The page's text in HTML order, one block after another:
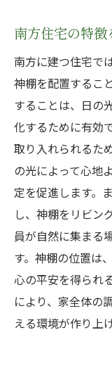
南方住宅の特
南方に建つ住宅で
神棚を配置するこ
することは、日の
化するために有効
取り入れられるた
の光によって心地
定を促進します。
し、神棚をリビン
員が自然に集まる
す。神棚の位置は
心の平安を得られ
により、家全体の
える環境が作り上